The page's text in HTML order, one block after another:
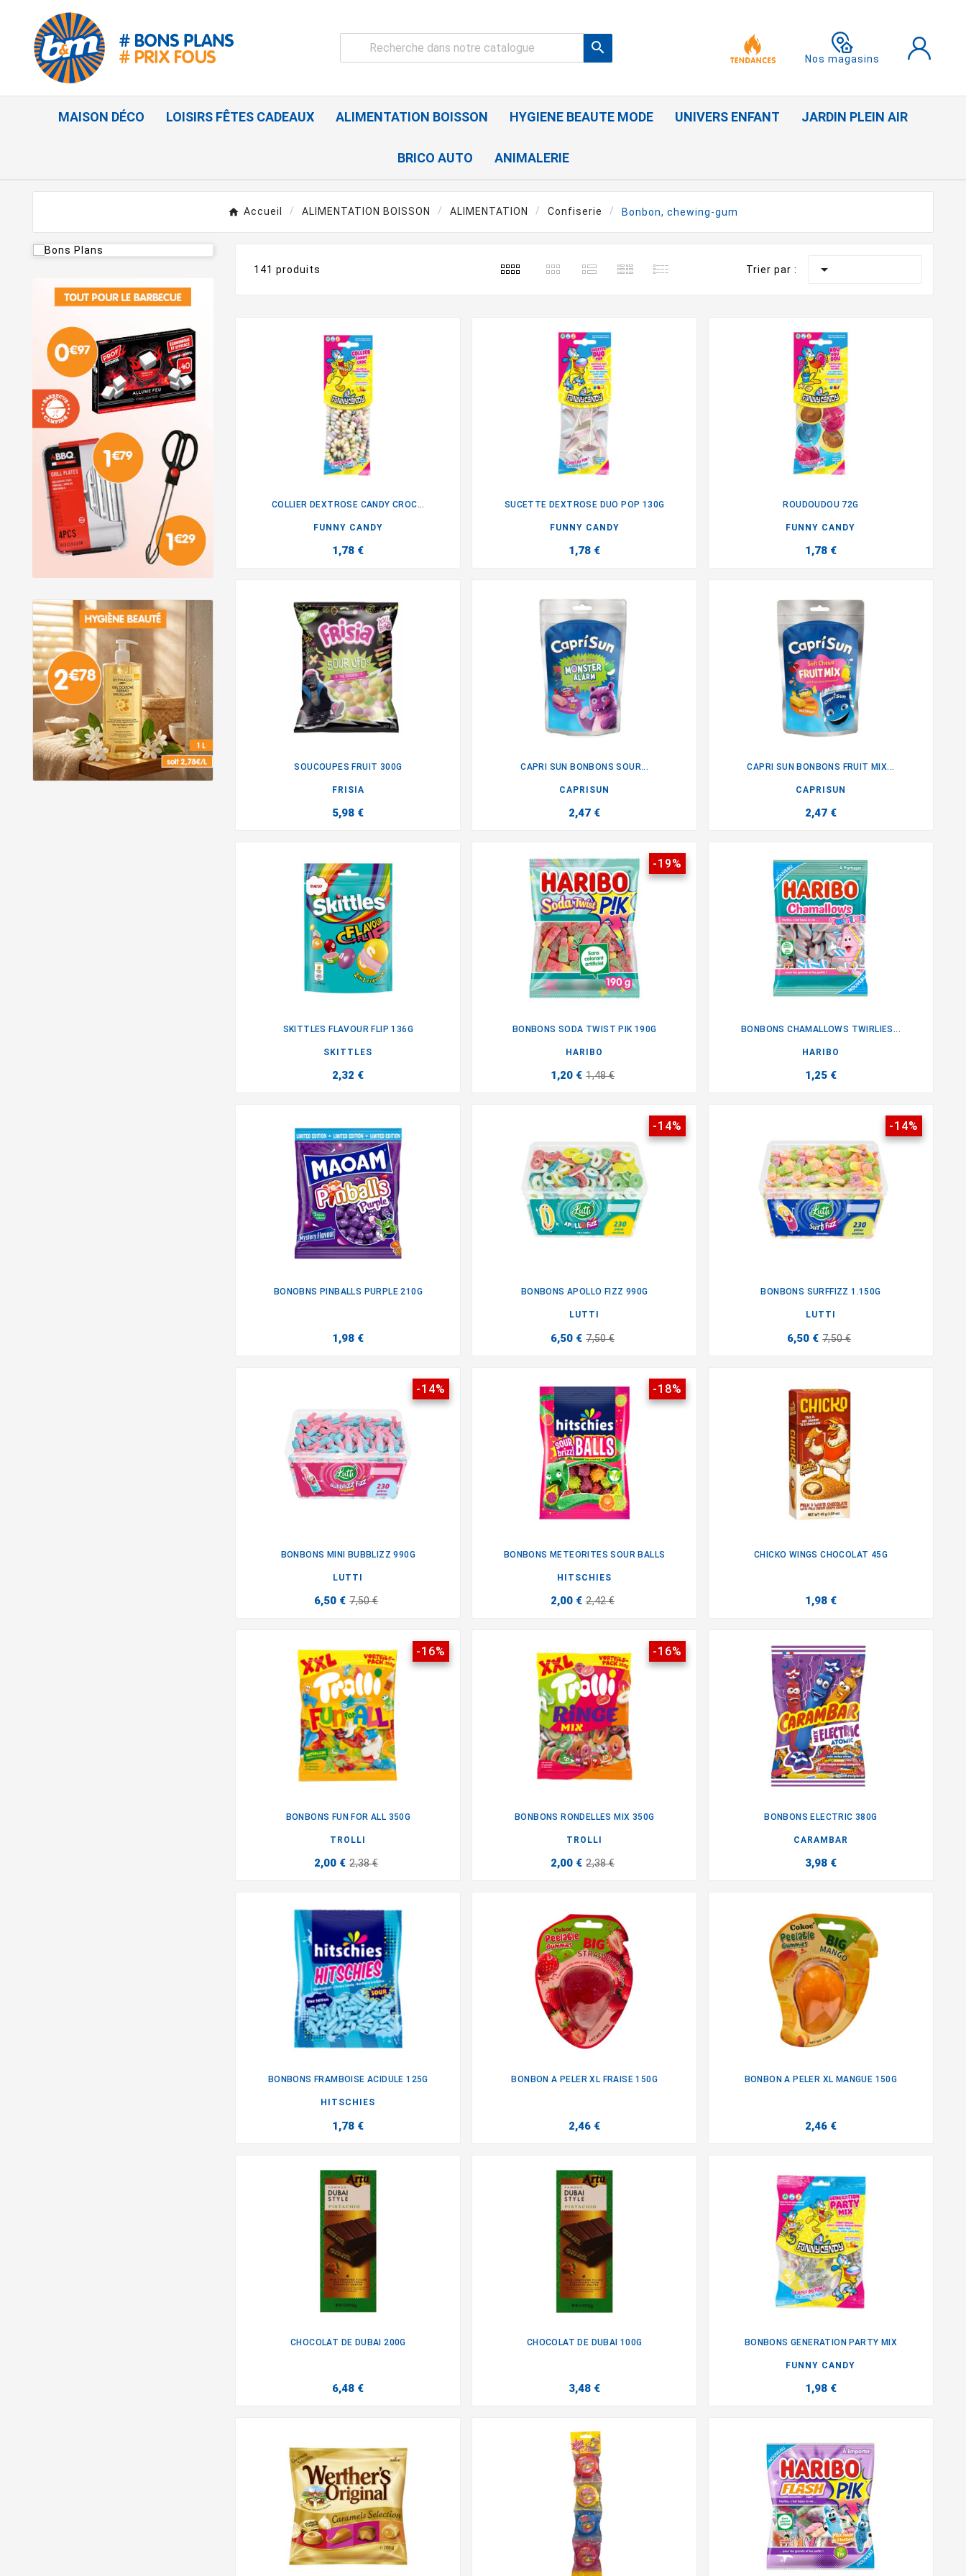

Nos magasins
MAISON DÉCO LOISIRS FÊTES CADEAUX ALIMENTATION BOISSON HYGIENE BEAUTE MODE UNIVERS ENFANT JARDIN PLEIN AIR
BRICO AUTO ANIMALERIE
Accueil ALIMENTATION BOISSON ALIMENTATION Confiserie Bonbon, chewing-gum
141 produits Trier par : 
COLLIER DEXTROSE CANDY CROC...
FUNNY CANDY
1,78 €
SUCETTE DEXTROSE DUO POP 130G
FUNNY CANDY
1,78 €
ROUDOUDOU 72G
FUNNY CANDY
1,78 €
SOUCOUPES FRUIT 300G
FRISIA
5,98 €
CAPRI SUN BONBONS SOUR...
CAPRISUN
2,47 €
CAPRI SUN BONBONS FRUIT MIX...
CAPRISUN
2,47 €
SKITTLES FLAVOUR FLIP 136G
SKITTLES
2,32 €
-19%
BONBONS SODA TWIST PIK 190G
HARIBO
1,20 € 1,48 €
BONBONS CHAMALLOWS TWIRLIES...
HARIBO
1,25 €
BONOBNS PINBALLS PURPLE 210G
1,98 €
-14%
BONBONS APOLLO FIZZ 990G
LUTTI
6,50 € 7,50 €
-14%
BONBONS SURFFIZZ 1.150G
LUTTI
6,50 € 7,50 €
-14%
BONBONS MINI BUBBLIZZ 990G
LUTTI
6,50 € 7,50 €
-18%
BONBONS METEORITES SOUR BALLS
HITSCHIES
2,00 € 2,42 €
CHICKO WINGS CHOCOLAT 45G
1,98 €
-16%
BONBONS FUN FOR ALL 350G
TROLLI
2,00 € 2,38 €
-16%
BONBONS RONDELLES MIX 350G
TROLLI
2,00 € 2,38 €
BONBONS ELECTRIC 380G
CARAMBAR
3,98 €
BONBONS FRAMBOISE ACIDULE 125G
HITSCHIES
1,78 €
BONBON A PELER XL FRAISE 150G
2,46 €
BONBON A PELER XL MANGUE 150G
2,46 €
CHOCOLAT DE DUBAI 200G
6,48 €
CHOCOLAT DE DUBAI 100G
3,48 €
BONBONS GENERATION PARTY MIX
FUNNY CANDY
1,98 €